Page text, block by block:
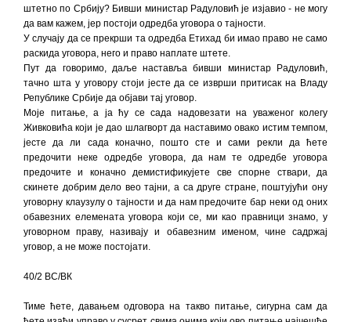
штетно по Србију? Бивши министар Радуловић је изјавио - не могу
да вам кажем, јер постоји одредба уговора о тајности.
У случају да се прекрши та одредба Етихад би имао право не само
раскида уговора, него и право наплате штете.
Пут да говоримо, даље наставља бивши министар Радуловић,
тачно шта у уговору стоји јесте да се изврши притисак на Владу
Републике Србије да објави тај уговор.
Моје питање, а ја ћу се сада надовезати на уваженог колегу
Живковића који је дао шлагворт да наставимо овако истим темпом,
јесте да ли сада коначно, пошто сте и сами рекли да ћете
предочити неке одредбе уговора, да нам те одредбе уговора
предочите и коначно демистификујете све спорне ствари, да
скинете добрим дело вео тајни, а са друге стране, поштујући ону
уговорну клаузулу о тајности и да нам предочите бар неки од оних
обавезних елемената уговора који се, ми као правници знамо, у
уговорном праву, називају и обавезним именом, чине садржај
уговор, а не може постојати.
40/2 ВС/ВК
Тиме ћете, давањем одговора на такво питање, сигурна сам да